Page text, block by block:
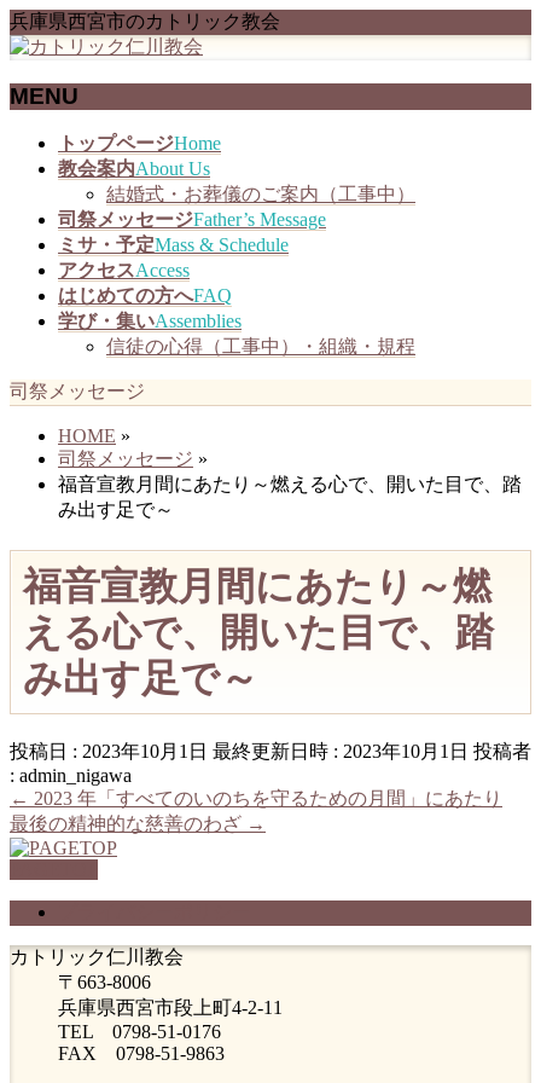
兵庫県西宮市のカトリック教会
MENU
トップページHome
教会案内About Us
結婚式・お葬儀のご案内（工事中）
司祭メッセージFather’s Message
ミサ・予定Mass & Schedule
アクセスAccess
はじめての方へFAQ
学び・集いAssemblies
信徒の心得（工事中）・組織・規程
司祭メッセージ
HOME »
司祭メッセージ »
福音宣教月間にあたり～燃える心で、開いた目で、踏
み出す足で～
福音宣教月間にあたり～燃
える心で、開いた目で、踏
み出す足で～
投稿日 : 2023年10月1日 最終更新日時 : 2023年10月1日 投稿者
: admin_nigawa
← 2023 年「すべてのいのちを守るための月間」にあたり
最後の精神的な慈善のわざ →
カトリック仁川教会
〒663-8006
兵庫県西宮市段上町4-2-11
TEL 0798-51-0176
FAX 0798-51-9863